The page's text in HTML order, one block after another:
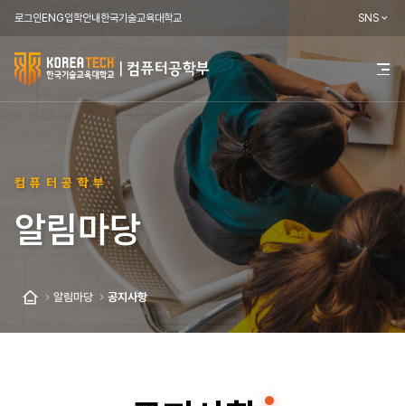
로그인ENG입학안내한국기술교육대학교 SNS
한
국
교
육
학
교
전
메
기
컴퓨터공학부
알림마당
알림마당 공지사항